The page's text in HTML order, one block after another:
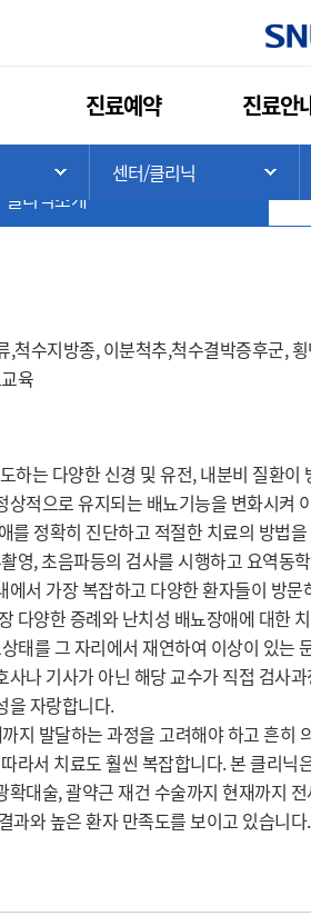
진료예약 진료안
주 메뉴 목록 열기
센터/클리닉
클리닉소개
,척수지방종, 이분척추,척수결박증후군,
육
하는 다양한 신경 및 유전, 내분비 질환
상적으로 유지되는 배뇨기능을 변화시켜
를 정확히 진단하고 적절한 치료의 방법
영, 초음파등의 검사를 시행하고 요역
에서 가장 복잡하고 다양한 환자들이 방
다양한 증례와 난치성 배뇨장애에 대한
태를 그 자리에서 재연하여 이상이 있는
사나 기사가 아닌 해당 교수가 직접 검사
을 자랑합니다.
지 발달하는 과정을 고려해야 하고 흔히
라서 치료도 훨씬 복잡합니다. 본 클리
확대술, 괄약근 재건 수술까지 현재까지
과와 높은 환자 만족도를 보이고 있습니다.